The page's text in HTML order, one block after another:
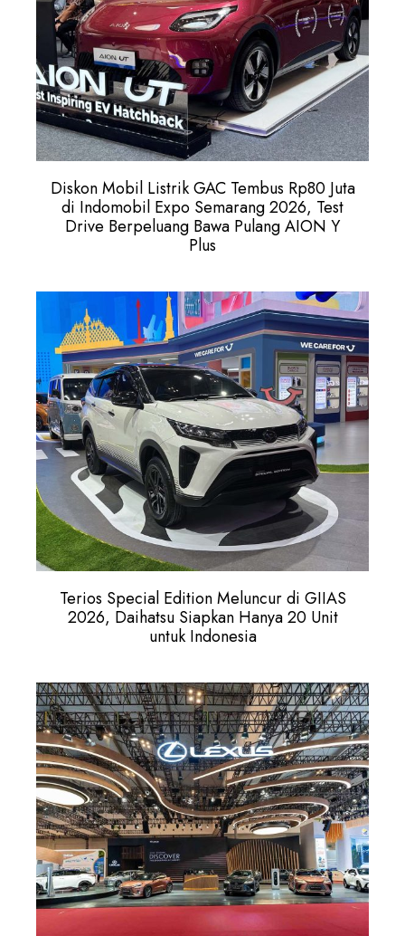
Diskon Mobil Listrik GAC Tembus Rp80 Juta
di Indomobil Expo Semarang 2026, Test
Drive Berpeluang Bawa Pulang AION Y
Plus
Terios Special Edition Meluncur di GIIAS
2026, Daihatsu Siapkan Hanya 20 Unit
untuk Indonesia